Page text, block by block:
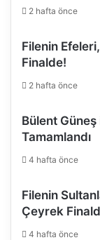
2 hafta önce
Filenin
Finalde!
2 hafta önce
Bülent Güneş
Tamamlandı
4 hafta önce
Filenin
Çeyrek
4 hafta önce